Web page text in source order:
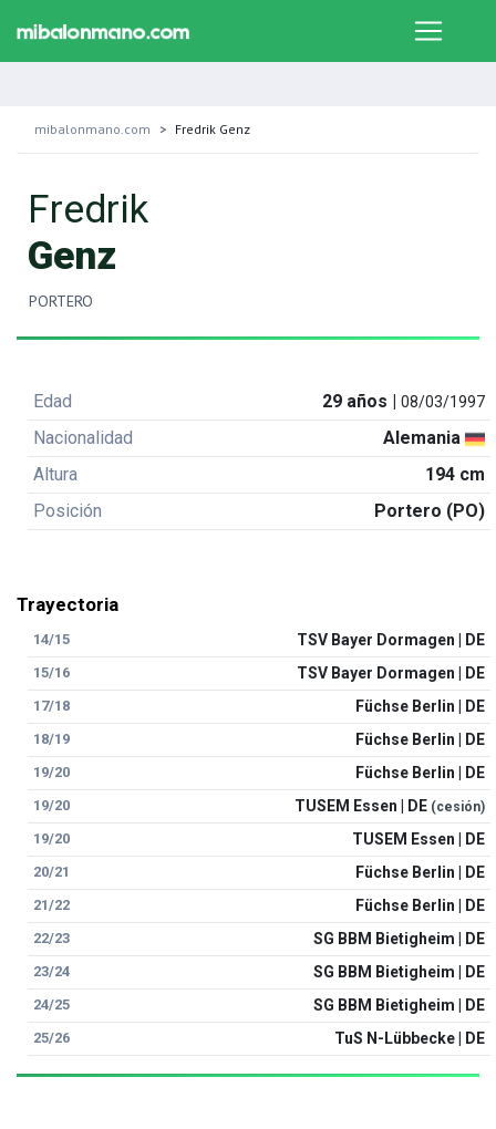
mibalonmano.com Fredrik Genz
Fredrik
Genz
PORTERO
Edad 29 años |08/03/1997
Nacionalidad
Alemania
Altura
194 cm
Posición
Portero (PO)
Trayectoria
14/15 TSV Bayer Dormagen | DE
15/16 TSV Bayer Dormagen | DE
17/18 Füchse Berlin | DE
18/19 Füchse Berlin | DE
19/20 Füchse Berlin | DE
19/20 TUSEM Essen | DE (cesión)
19/20 TUSEM Essen | DE
20/21 Füchse Berlin | DE
21/22 Füchse Berlin | DE
22/23 SG BBM Bietigheim | DE
23/24 SG BBM Bietigheim | DE
24/25 SG BBM Bietigheim | DE
25/26 TuS N-Lübbecke | DE